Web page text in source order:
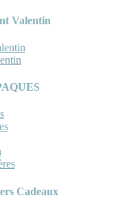
Valentin
Cadeaux